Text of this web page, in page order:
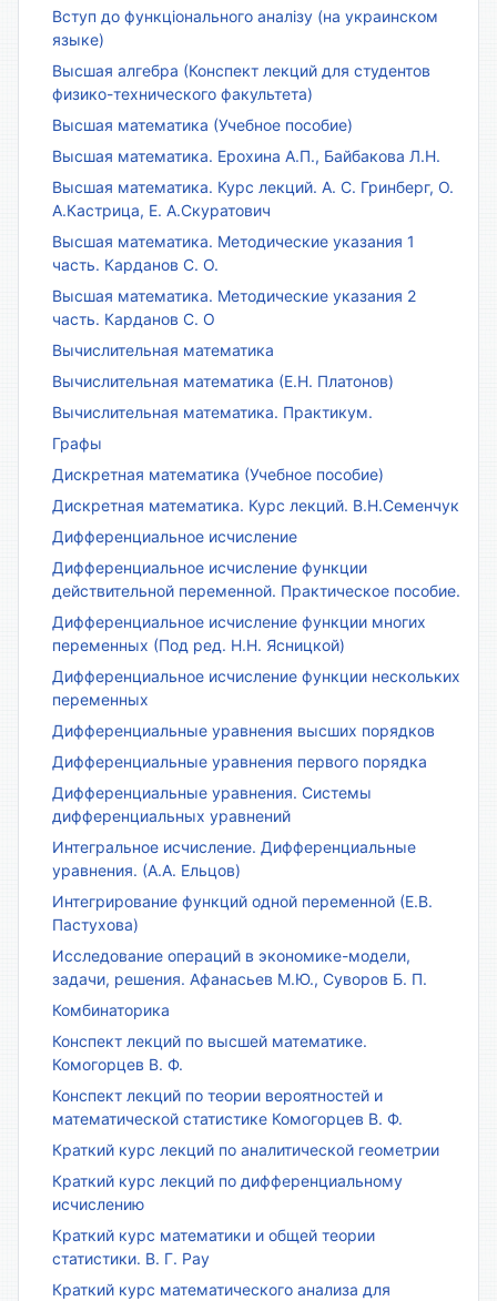
Вступ до функціонального аналізу (на украинском
языке)
Высшая алгебра (Конспект лекций для студентов
физико-технического факультета)
Высшая математика (Учебное пособие)
Высшая математика. Ерохина А.П., Байбакова Л.Н.
Высшая математика. Курс лекций. А. С. Гринберг, О.
А.Кастрица, Е. А.Скуратович
Высшая математика. Методические указания 1
часть. Карданов С. О.
Высшая математика. Методические указания 2
часть. Карданов С. О
Вычислительная математика
Вычислительная математика (Е.Н. Платонов)
Вычислительная математика. Практикум.
Графы
Дискретная математика (Учебное пособие)
Дискретная математика. Курс лекций. В.Н.Семенчук
Дифференциальное исчисление
Дифференциальное исчисление функции
действительной переменной. Практическое пособие.
Дифференциальное исчисление функции многих
переменных (Под ред. Н.Н. Ясницкой)
Дифференциальное исчисление функции нескольких
переменных
Дифференциальные уравнения высших порядков
Дифференциальные уравнения первого порядка
Дифференциальные уравнения. Системы
дифференциальных уравнений
Интегральное исчисление. Дифференциальные
уравнения. (А.А. Ельцов)
Интегрирование функций одной переменной (Е.В.
Пастухова)
Исследование операций в экономике-модели,
задачи, решения. Афанасьев М.Ю., Суворов Б. П.
Комбинаторика
Конспект лекций по высшей математике.
Комогорцев В. Ф.
Конспект лекций по теории вероятностей и
математической статистике Комогорцев В. Ф.
Краткий курс лекций по аналитической геометрии
Краткий курс лекций по дифференциальному
исчислению
Краткий курс математики и общей теории
статистики. В. Г. Рау
Краткий курс математического анализа для